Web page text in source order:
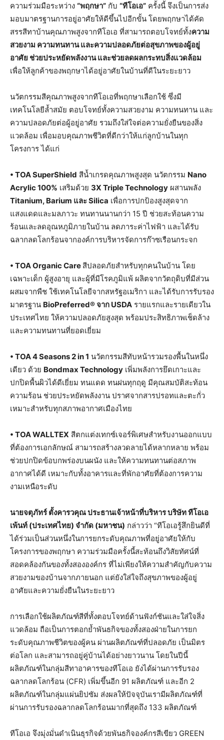
ความร่วมมือระหว่าง “พฤกษา” กับ “ทีโอเอ” ครั้งนี้ จึงเป็นการส่ง
มอบมาตรฐานการอยู่อาศัยให้ดีขึ้นไปอีกขั้น โดยพฤกษาได้คัด
สรรสีทาบ้านคุณภาพสูงจากทีโอเอ ที่สามารถตอบโจทย์ทั้งความ
สวยงาม ความทนทาน และความปลอดภัยต่อสุขภาพของผู้อยู่
อาศัย ช่วยประหยัดพลังงาน และช่วยลดผลกระทบสิ่งแวดล้อม
เพื่อให้ลูกค้าของพฤกษาได้อยู่อาศัยในบ้านที่ดีในระยะยาว
นวัตกรรมสีคุณภาพสูงจากทีโอเอที่พฤกษาเลือกใช้ ซึ่งมี
เทคโนโลยีล้ำสมัย ตอบโจทย์ทั้งความสวยงาม ความทนทาน และ
ความปลอดภัยต่อผู้อยู่อาศัย รวมถึงใส่ใจต่อความยั่งยืนของสิ่ง
แวดล้อม เพื่อมอบคุณภาพชีวิตที่ดีกว่าให้แก่ลูกบ้านในทุก
โครงการ ได้แก่
• TOA SuperShield สีน้ำเกรดคุณภาพสูงสุด นวัตกรรม Nano
Acrylic 100% เสริมด้วย 3X Triple Technology ผสานพลัง
Titanium, Barium และ Silica เพื่อการปกป้องสูงสุดจาก
แสงแดดและมลภาวะ ทนทานนานกว่า 15 ปี ช่วยสะท้อนความ
ร้อนและลดอุณหภูมิภายในบ้าน ลดภาระค่าไฟฟ้า และได้รับ
ฉลากลดโลกร้อนจากองค์การบริหารจัดการก๊าซเรือนกระจก
• TOA Organic Care สีปลอดภัยสำหรับทุกคนในบ้าน โดย
เฉพาะเด็ก ผู้สูงอายุ และผู้ที่มีโรคภูมิแพ้ ผลิตจากวัตถุดิบที่มีส่วน
ผสมจากพืช ใช้เทคโนโลยีจากสหรัฐอเมริกา และได้รับการรับรอง
มาตรฐาน BioPreferred® จาก USDA รายแรกและรายเดียวใน
ประเทศไทย ให้ความปลอดภัยสูงสุด พร้อมประสิทธิภาพเช็ดล้าง
และความทนทานที่ยอดเยี่ยม
• TOA 4 Seasons 2 in 1 นวัตกรรมสีทับหน้ารวมรองพื้นในหนึ่ง
เดียว ด้วย Bondmax Technology เพิ่มพลังการยึดเกาะและ
ปกปิดพื้นผิวได้ดีเยี่ยม ทนแดด ทนฝนทุกฤดู มีคุณสมบัติสะท้อน
ความร้อน ช่วยประหยัดพลังงาน ปราศจากสารปรอทและตะกั่ว
เหมาะสำหรับทุกสภาพอากาศเมืองไทย
• TOA WALLTEX สีตกแต่งเทกซ์เจอร์พิเศษสำหรับงานออกแบบ
ที่ต้องการเอกลักษณ์ สามารถสร้างลวดลายได้หลากหลาย พร้อม
ช่วยปกปิดข้อบกพร่องบนผนัง และให้ความทนทานต่อสภาพ
อากาศได้ดี เหมาะกับทั้งอาคารและที่พักอาศัยที่ต้องการความ
งามเหนือระดับ
นายจตุภัทร์ ตั้งคารวคุณ ประธานเจ้าหน้าที่บริหาร บริษัท ทีโอเอ
เพ้นท์ (ประเทศไทย) จำกัด (มหาชน) กล่าวว่า “ทีโอเอรู้สึกยินดีที่
ได้ร่วมเป็นส่วนหนึ่งในการยกระดับคุณภาพที่อยู่อาศัยให้กับ
โครงการของพฤกษา ความร่วมมือครั้งนี้สะท้อนถึงวิสัยทัศน์ที่
สอดคล้องกันของทั้งสององค์กร ที่ไม่เพียงให้ความสำคัญกับความ
สวยงามของบ้านจากภายนอก แต่ยังใส่ใจถึงสุขภาพของผู้อยู่
อาศัยและความยั่งยืนในระยะยาว
การเลือกใช้ผลิตภัณฑ์สีที่ทั้งตอบโจทย์ด้านฟังก์ชันและใส่ใจสิ่ง
แวดล้อม ถือเป็นการตอกย้ำพันธกิจของทั้งสองฝ่ายในการยก
ระดับคุณภาพชีวิตของผู้คน ผ่านผลิตภัณฑ์ที่ปลอดภัย เป็นมิตร
ต่อโลก และสามารถอยู่คู่บ้านได้อย่างยาวนาน โดยในปีนี้
ผลิตภัณฑ์ในกลุ่มสีทาอาคารของทีโอเอ ยังได้ผ่านการรับรอง
ฉลากลดโลกร้อน (CFR) เพิ่มขึ้นอีก 91 ผลิตภัณฑ์ และอีก 2
ผลิตภัณฑ์ในกลุ่มแผ่นยิปซัม ส่งผลให้ปัจจุบันเรามีผลิตภัณฑ์ที่
ผ่านการรับรองฉลากลดโลกร้อนมากที่สุดถึง 133 ผลิตภัณฑ์
ทีโอเอ จึงมุ่งมั่นดำเนินธุรกิจด้วยพันธกิจองค์กรสีเขียว GREEN